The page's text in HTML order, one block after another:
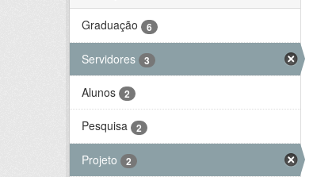
Graduação
6
Servidores 3
Alunos 2
Pesquisa 2
Projeto 2